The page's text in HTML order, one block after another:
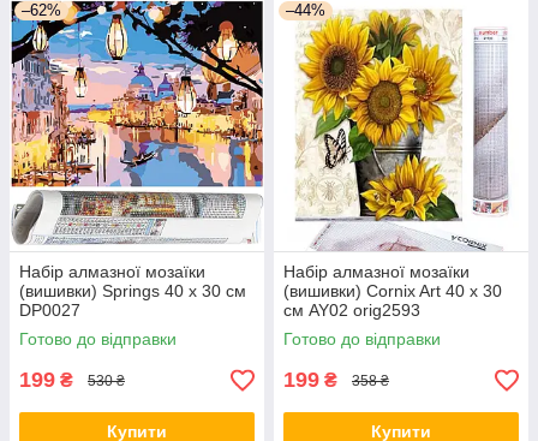
–62%
Набір алмазної мозаїки
(вишивки) Springs 40 x 30 см
DP0027
Готово до відправки
199 ₴ 530 ₴
Купити
–44%
Набір алмазної мозаїки
(вишивки) Cornix Art 40 x 30
см AY02 orig2593
Готово до відправки
199 ₴ 358 ₴
Купити